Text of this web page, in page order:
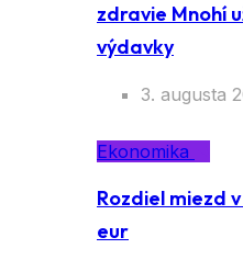
zdravie Mnohí
výdavky
3. augusta
Ekonomika
Rozdiel miezd
eur